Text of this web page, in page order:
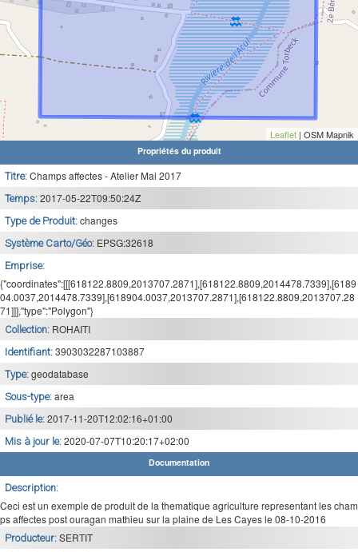
Leaflet | OSM Mapnik
Propriétés du produit
Titre: Champs affectes - Atelier Mai 2017
Temps: 2017-05-22T09:50:24Z
Type de Produit: changes
Système Carto/Géo: EPSG:32618
Emprise:
{"coordinates":[[[618122.8809,2013707.2871],[618122.8809,2014478.7339],[6189
04.0037,2014478.7339],[618904.0037,2013707.2871],[618122.8809,2013707.28
71]]],"type":"Polygon"}
Collection: ROHAITI
Identifiant: 3903032287103887
Type: geodatabase
Sous-type: area
Publié le: 2017-11-20T12:02:16+01:00
Mis à jour le: 2020-07-07T10:20:17+02:00
Documentation
Description:
Ceci est un exemple de produit de la thematique agriculture representant les cham
ps affectes post ouragan mathieu sur la plaine de Les Cayes le 08-10-2016
Producteur: SERTIT